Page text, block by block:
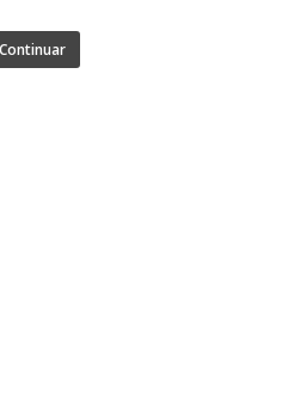
Continuar